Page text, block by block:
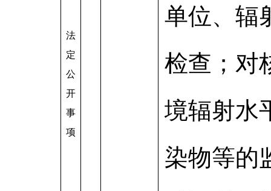
法
定
公
开
事
项
单位、辐
检查；对
境辐射水
染物等的